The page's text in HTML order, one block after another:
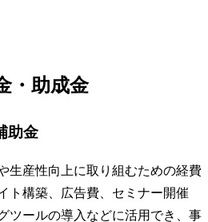
・助成金
助金
生産性向上に取り組むための経費
ト構築、広告費、セミナー開催
ツールの導入などに活用でき、事